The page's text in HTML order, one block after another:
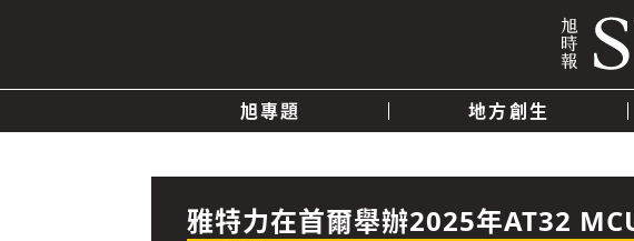
旭專題 地方創生
政治 經濟
雅特力在首爾舉辦2025年AT32